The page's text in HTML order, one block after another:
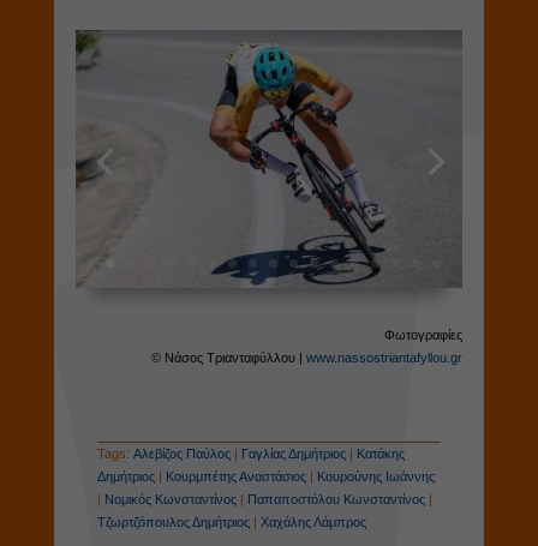
Φωτογραφίες
© Νάσος Τριανταφύλλου |www.nassostriantafyllou.gr
Tags: Αλεβίζος Παύλος| Γαγλίας Δημήτριος|
Κατάκης
Δημήτριος| Κουρμπέτης Αναστάσιος|
Κουρούνης Ιωάννης
Νομικός Κωνσταντίνος| Παπαποστόλου Κωνσταντίνος|
Τζωρτζόπουλος Δημήτριος| Χαχάλης Λάμπρος